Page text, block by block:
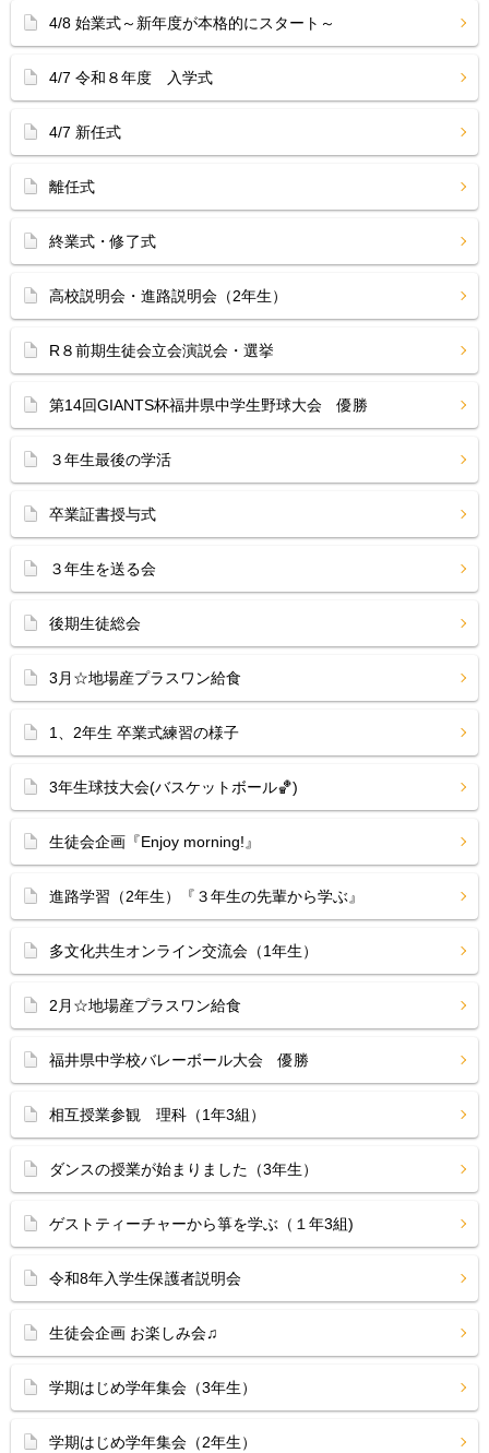
4/8 始業式～新年度が本格的にスタート～
4/7 令和８年度 入学式
4/7 新任式
離任式
終業式・修了式
高校説明会・進路説明会（2年生）
R８前期生徒会立会演説会・選挙
第14回GIANTS杯福井県中学生野球大会 優勝
３年生最後の学活
卒業証書授与式
３年生を送る会
後期生徒総会
3月☆地場産プラスワン給食
1、2年生 卒業式練習の様子
3年生球技大会(バスケットボール🏀)
生徒会企画『Enjoy morning!』
進路学習（2年生）『３年生の先輩から学ぶ』
多文化共生オンライン交流会（1年生）
2月☆地場産プラスワン給食
福井県中学校バレーボール大会 優勝
相互授業参観 理科（1年3組）
ダンスの授業が始まりました（3年生）
ゲストティーチャーから箏を学ぶ（１年3組)
令和8年入学生保護者説明会
生徒会企画 お楽しみ会♫
学期はじめ学年集会（3年生）
学期はじめ学年集会（2年生）